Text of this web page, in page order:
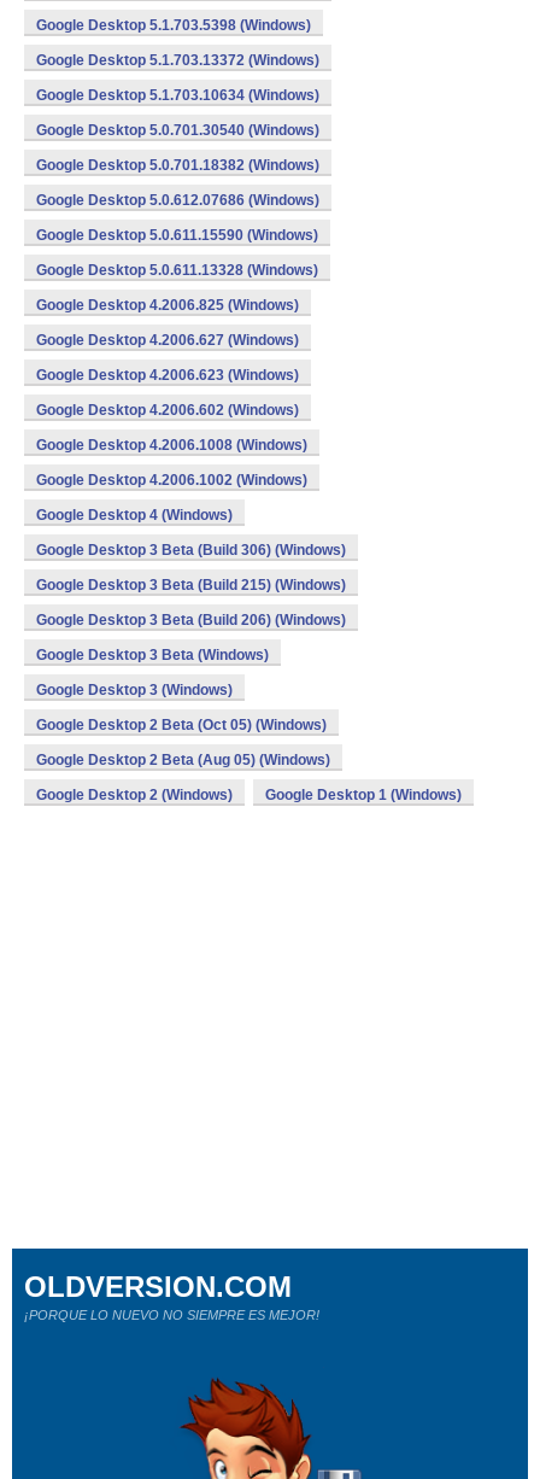
Google Desktop 5.1.703.5398 (Windows)
Google Desktop 5.1.703.13372 (Windows)
Google Desktop 5.1.703.10634 (Windows)
Google Desktop 5.0.701.30540 (Windows)
Google Desktop 5.0.701.18382 (Windows)
Google Desktop 5.0.612.07686 (Windows)
Google Desktop 5.0.611.15590 (Windows)
Google Desktop 5.0.611.13328 (Windows)
Google Desktop 4.2006.825 (Windows)
Google Desktop 4.2006.627 (Windows)
Google Desktop 4.2006.623 (Windows)
Google Desktop 4.2006.602 (Windows)
Google Desktop 4.2006.1008 (Windows)
Google Desktop 4.2006.1002 (Windows)
Google Desktop 4 (Windows)
Google Desktop 3 Beta (Build 306) (Windows)
Google Desktop 3 Beta (Build 215) (Windows)
Google Desktop 3 Beta (Build 206) (Windows)
Google Desktop 3 Beta (Windows)
Google Desktop 3 (Windows)
Google Desktop 2 Beta (Oct 05) (Windows)
Google Desktop 2 Beta (Aug 05) (Windows)
Google Desktop 2 (Windows) Google Desktop 1 (Windows)
OLDVERSION.COM
¡PORQUE LO NUEVO NO SIEMPRE ES MEJOR!